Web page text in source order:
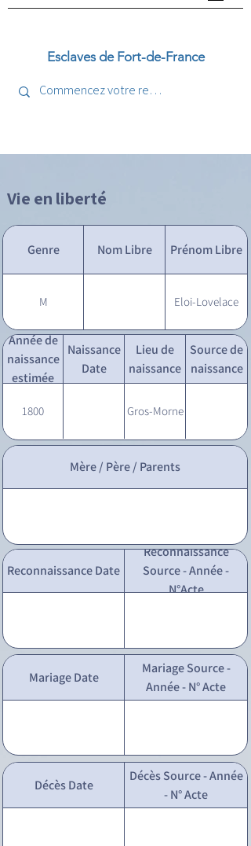
Esclaves de Fort-de-France
Vie en liberté
Genre Nom Libre Prénom Libre
M Eloi-Lovelace
Année de
naissance
estimée
Naissance
Date
Lieu de
naissance
Source de
naissance
1800 Gros-Morne
Mère / Père / Parents
Reconnaissance Date
Reconnaissance
Source - Année -
N°Acte
Mariage Date
Mariage Source -
Année - N° Acte
Décès Date
Décès Source - Année
- N° Acte